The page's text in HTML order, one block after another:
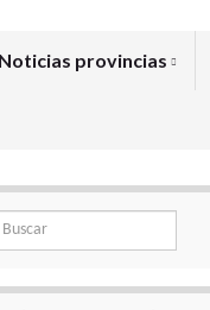
Noticias provincias
for: